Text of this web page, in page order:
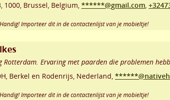
, 1000, Brussel, Belgium, ******@gmail.com,
Handig! Importeer dit in de contactenlijst van je mobieltje!
Rotterdam. Ervaring met paarden die problemen
, Berkel en Rodenrijs, Nederland,
Handig! Importeer dit in de contactenlijst van je mobieltje!